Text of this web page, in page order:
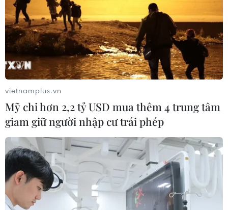
vietnamplus.vn
Mỹ chi hơn 2,2 tỷ USD mua thêm 4 trung tâm
giam giữ người nhập cư trái phép